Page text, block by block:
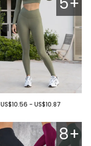
US$10.56 - US$10.87
8+